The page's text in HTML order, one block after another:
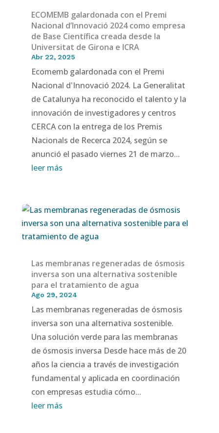
ECOMEMB galardonada con el Premi
Nacional d’Innovació 2024 como empresa
de Base Científica creada desde la
Universitat de Girona e ICRA
Abr 22, 2025
Ecomemb galardonada con el Premi
Nacional d'Innovació 2024. La Generalitat
de Catalunya ha reconocido el talento y la
innovación de investigadores y centros
CERCA con la entrega de los Premis
Nacionals de Recerca 2024, según se
anunció el pasado viernes 21 de marzo...
leer más
Las membranas regeneradas de ósmosis
inversa son una alternativa sostenible
para el tratamiento de agua
Ago 29, 2024
Las membranas regeneradas de ósmosis
inversa son una alternativa sostenible.
Una solución verde para las membranas
de ósmosis inversa Desde hace más de 20
años la ciencia a través de investigación
fundamental y aplicada en coordinación
con empresas estudia cómo...
leer más